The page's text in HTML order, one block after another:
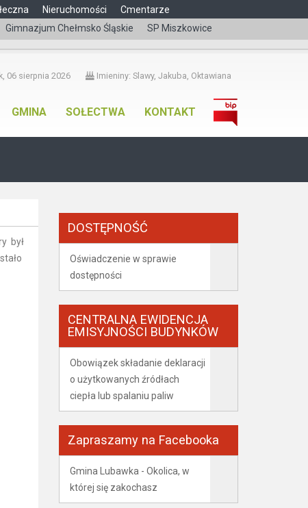
Gimnazjum Chełmsko Śląskie SP Miszkowice
Nieruchomości Cmentarze
čeština
06 sierpnia 2026 Imieniny: Slawy, Jakuba, Oktawiana
GMINA SOŁECTWA KONTAKT
był
DOSTĘPNOŚĆ
Oświadczenie w sprawie
dostępności
CENTRALNA EWIDENCJA
EMISYJNOŚCI BUDYNKÓW
Obowiązek składanie deklaracji
o użytkowanych źródłach
ciepła lub spalaniu paliw
Zapraszamy na Facebooka
Gmina Lubawka - Okolica, w
której się zakochasz